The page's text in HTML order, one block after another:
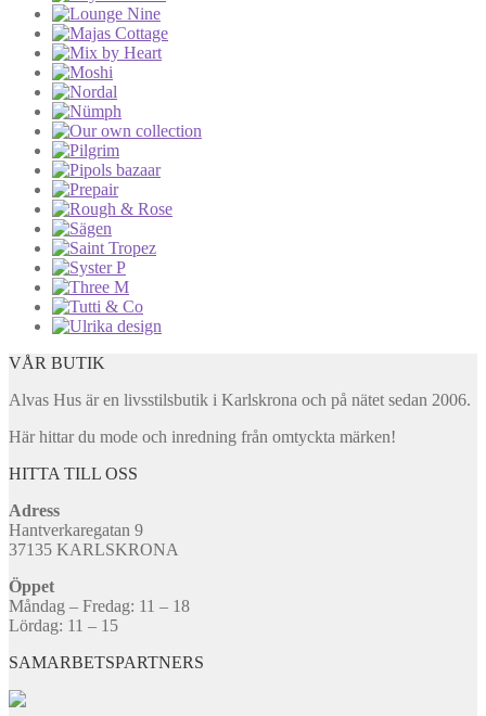
VÅR BUTIK
Alvas Hus är en livsstilsbutik i Karlskrona och på nätet sedan 2006.
Här hittar du mode och inredning från omtyckta märken!
HITTA TILL OSS
Adress
Hantverkaregatan 9
37135 KARLSKRONA
Öppet
Måndag – Fredag: 11 – 18
Lördag: 11 – 15
SAMARBETSPARTNERS